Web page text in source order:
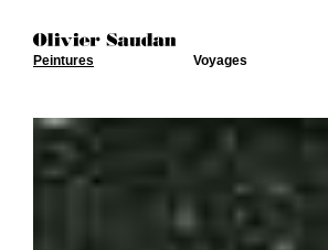
Peintures Voyages